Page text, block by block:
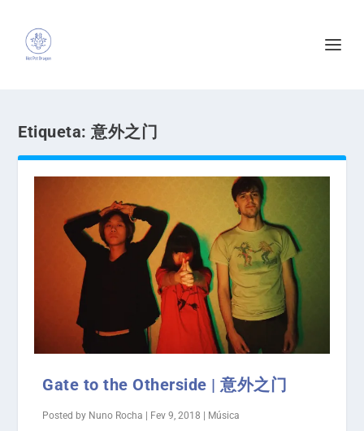
Etiqueta:意外之门
Gate to the Otherside | 意外之门
Posted by Nuno Rocha | Fev 9, 2018 | Música